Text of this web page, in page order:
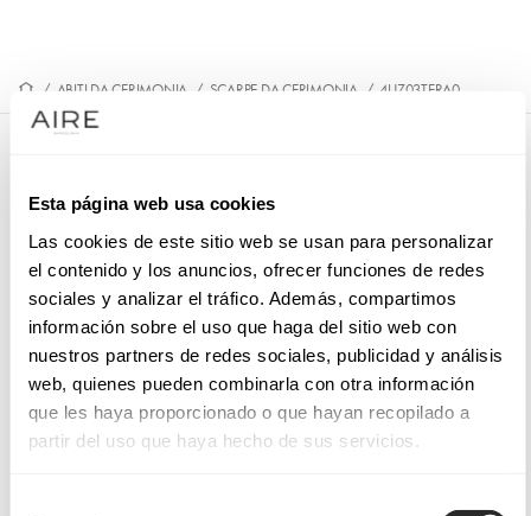
Esta página web usa cookies
Las cookies de este sitio web se usan para personalizar
el contenido y los anuncios, ofrecer funciones de redes
sociales y analizar el tráfico. Además, compartimos
información sobre el uso que haga del sitio web con
nuestros partners de redes sociales, publicidad y análisis
web, quienes pueden combinarla con otra información
que les haya proporcionado o que hayan recopilado a
partir del uso que haya hecho de sus servicios.
/ ABITI DA CERIMONIA / SCARPE DA CERIMONIA / 4UZ03TERA0
Sandali da sposa in velluto. Con plateau, tacco alto e collo
del piede incrociato.
PRENOTA UN APPUNTAMENTO